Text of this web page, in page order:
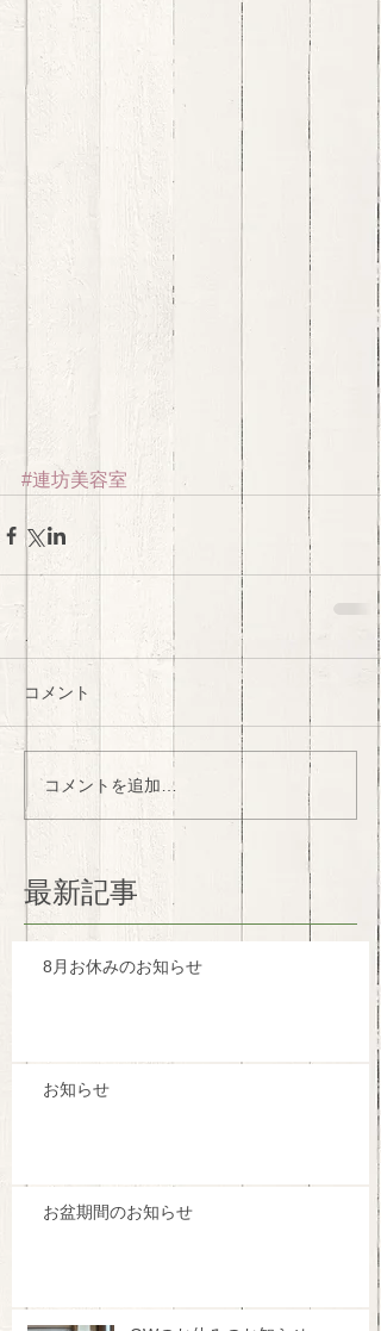
#連坊美容室
コメント
コメントを追加…
最新記事
8月お休みのお知らせ
お知らせ
お盆期間のお知らせ